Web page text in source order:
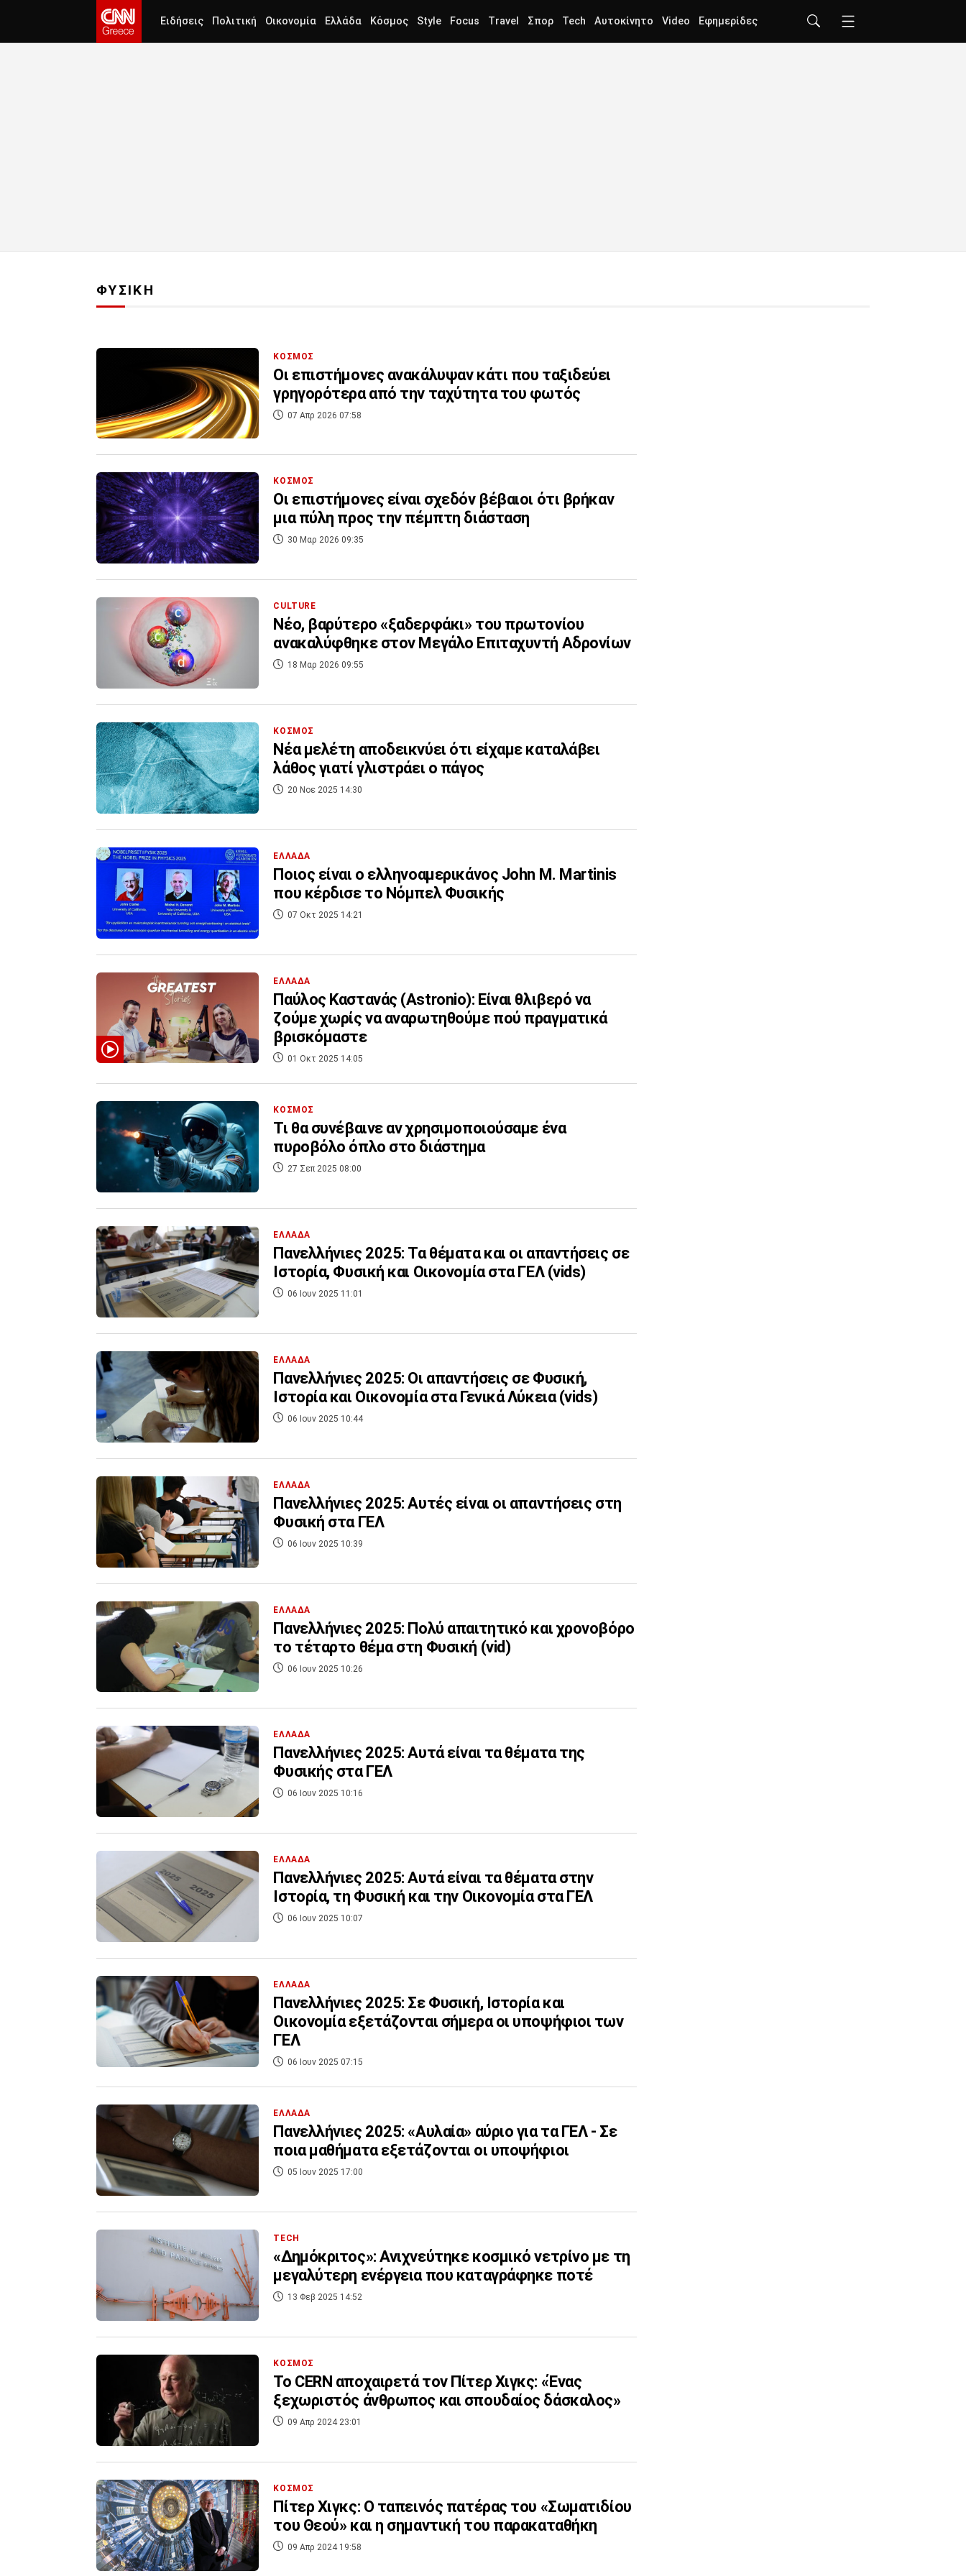
Ειδήσεις Πολιτική Οικονομία Ελλάδα Κόσμος Style Focus Travel Σπορ Tech Αυτοκίνητο Video Εφημερίδες
ΦΥΣΙΚΗ
ΚΟΣΜΟΣ
Οι επιστήμονες ανακάλυψαν κάτι που ταξιδεύει
γρηγορότερα από την ταχύτητα του φωτός
07 Απρ 2026 07:58
ΚΟΣΜΟΣ
Οι επιστήμονες είναι σχεδόν βέβαιοι ότι βρήκαν
μια πύλη προς την πέμπτη διάσταση
30 Μαρ 2026 09:35
CULTURE
Νέο, βαρύτερο «ξαδερφάκι» του πρωτονίου
ανακαλύφθηκε στον Μεγάλο Επιταχυντή Αδρονίων
18 Μαρ 2026 09:55
ΚΟΣΜΟΣ
Νέα μελέτη αποδεικνύει ότι είχαμε καταλάβει
λάθος γιατί γλιστράει ο πάγος
20 Νοε 2025 14:30
ΕΛΛΑΔΑ
Ποιος είναι ο ελληνοαμερικάνος John M. Martinis
που κέρδισε το Νόμπελ Φυσικής
07 Οκτ 2025 14:21
ΕΛΛΑΔΑ
Παύλος Καστανάς (Astronio): Είναι θλιβερό να
ζούμε χωρίς να αναρωτηθούμε πού πραγματικά
βρισκόμαστε
01 Οκτ 2025 14:05
ΚΟΣΜΟΣ
Τι θα συνέβαινε αν χρησιμοποιούσαμε ένα
πυροβόλο όπλο στο διάστημα
27 Σεπ 2025 08:00
ΕΛΛΑΔΑ
Πανελλήνιες 2025: Τα θέματα και οι απαντήσεις σε
Ιστορία, Φυσική και Οικονομία στα ΓΕΛ (vids)
06 Ιουν 2025 11:01
ΕΛΛΑΔΑ
Πανελλήνιες 2025: Οι απαντήσεις σε Φυσική,
Ιστορία και Οικονομία στα Γενικά Λύκεια (vids)
06 Ιουν 2025 10:44
ΕΛΛΑΔΑ
Πανελλήνιες 2025: Αυτές είναι οι απαντήσεις στη
Φυσική στα ΓΕΛ
06 Ιουν 2025 10:39
ΕΛΛΑΔΑ
Πανελλήνιες 2025: Πολύ απαιτητικό και χρονοβόρο
το τέταρτο θέμα στη Φυσική (vid)
06 Ιουν 2025 10:26
ΕΛΛΑΔΑ
Πανελλήνιες 2025: Αυτά είναι τα θέματα της
Φυσικής στα ΓΕΛ
06 Ιουν 2025 10:16
ΕΛΛΑΔΑ
Πανελλήνιες 2025: Αυτά είναι τα θέματα στην
Ιστορία, τη Φυσική και την Οικονομία στα ΓΕΛ
06 Ιουν 2025 10:07
ΕΛΛΑΔΑ
Πανελλήνιες 2025: Σε Φυσική, Ιστορία και
Οικονομία εξετάζονται σήμερα οι υποψήφιοι των
ΓΕΛ
06 Ιουν 2025 07:15
ΕΛΛΑΔΑ
Πανελλήνιες 2025: «Αυλαία» αύριο για τα ΓΕΛ - Σε
ποια μαθήματα εξετάζονται οι υποψήφιοι
05 Ιουν 2025 17:00
TECH
«Δημόκριτος»: Ανιχνεύτηκε κοσμικό νετρίνο με τη
μεγαλύτερη ενέργεια που καταγράφηκε ποτέ
13 Φεβ 2025 14:52
ΚΟΣΜΟΣ
Το CERN αποχαιρετά τον Πίτερ Χιγκς: «Ένας
ξεχωριστός άνθρωπος και σπουδαίος δάσκαλος»
09 Απρ 2024 23:01
ΚΟΣΜΟΣ
Πίτερ Χιγκς: Ο ταπεινός πατέρας του «Σωματιδίου
του Θεού» και η σημαντική του παρακαταθήκη
09 Απρ 2024 19:58